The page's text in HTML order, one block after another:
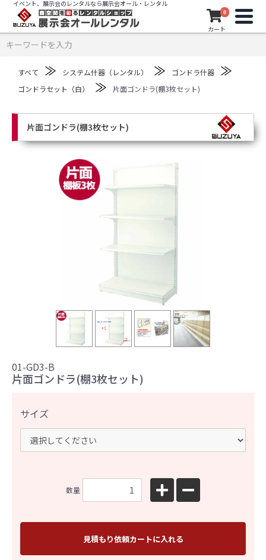
イベント、展示会のレンタルなら展示会オール・レンタル
0
カート
すべて ≫ システム什器（レンタル） ≫ ゴンドラ什器 ≫
ゴンドラセット（白） ≫ 片面ゴンドラ(棚3枚セット)
片面ゴンドラ(棚3枚セット)
01-GD3-B
片面ゴンドラ(棚3枚セット)
サイズ
数量
見積もり依頼カートに入れる